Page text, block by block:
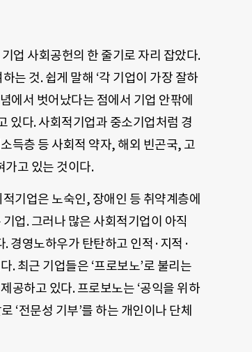
업 사회공헌의 한 줄기로 자리 잡았다.
는 것. 쉽게 말해 ‘각 기업이 가장 잘하
에서 벗어났다는 점에서 기업 안팎에
있다. 사회적기업과 중소기업처럼 경
득층 등 사회적 약자, 해외 빈곤국, 고
가고 있는 것이다.
기업은 노숙인, 장애인 등 취약계층에
업. 그러나 많은 사회적기업이 아직
경영노하우가 탄탄하고 인적·지적·
. 최근 기업들은 ‘프로보노’로 불리는
공하고 있다. 프로보노는 ‘공익을 위하
전문성 기부’를 하는 개인이나 단체